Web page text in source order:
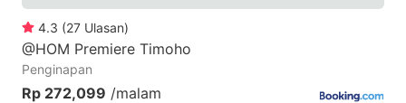
4.3 (27 Ulasan)
@HOM Premiere Timoho
Penginapan
Rp 272,099 /malam